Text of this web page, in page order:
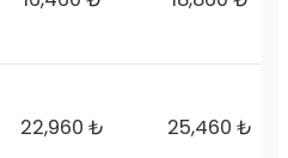
22,960 ₺ 25,460 ₺